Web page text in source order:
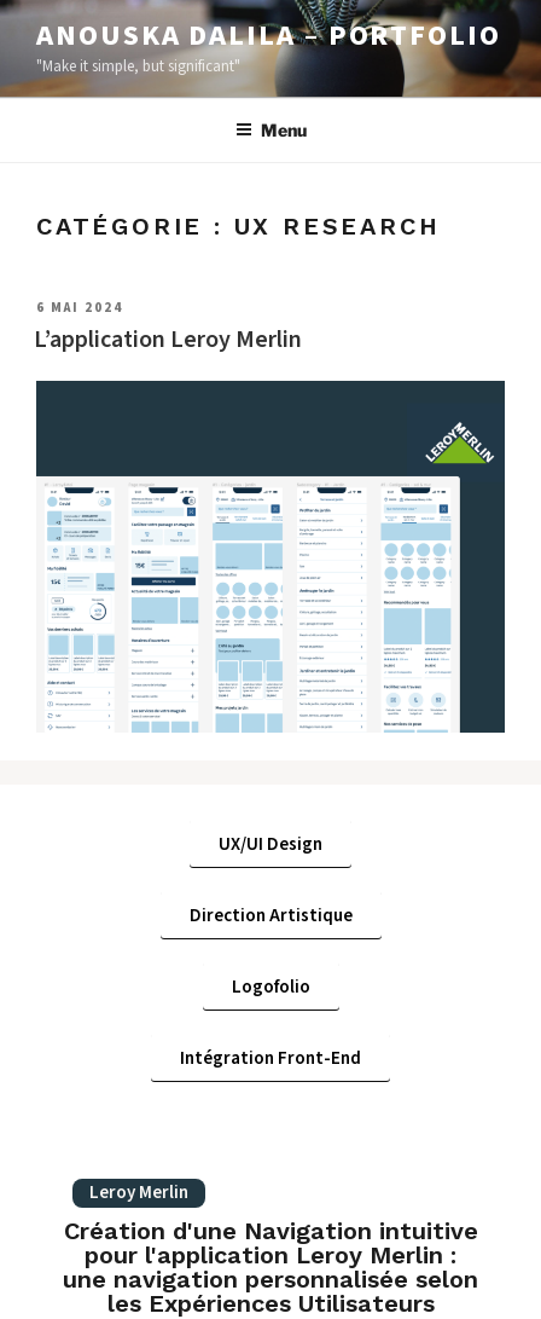
ANOUSKA DALILA – PORTFOLIO
"Make it simple, but significant"
Menu
CATÉGORIE : UX RESEARCH
6 MAI 2024
L’application Leroy Merlin
UX/UI Design
Direction Artistique
Logofolio
Intégration Front-End
Leroy Merlin
Création d'une Navigation intuitive
pour l'application Leroy Merlin :
une navigation personnalisée selon
les Expériences Utilisateurs